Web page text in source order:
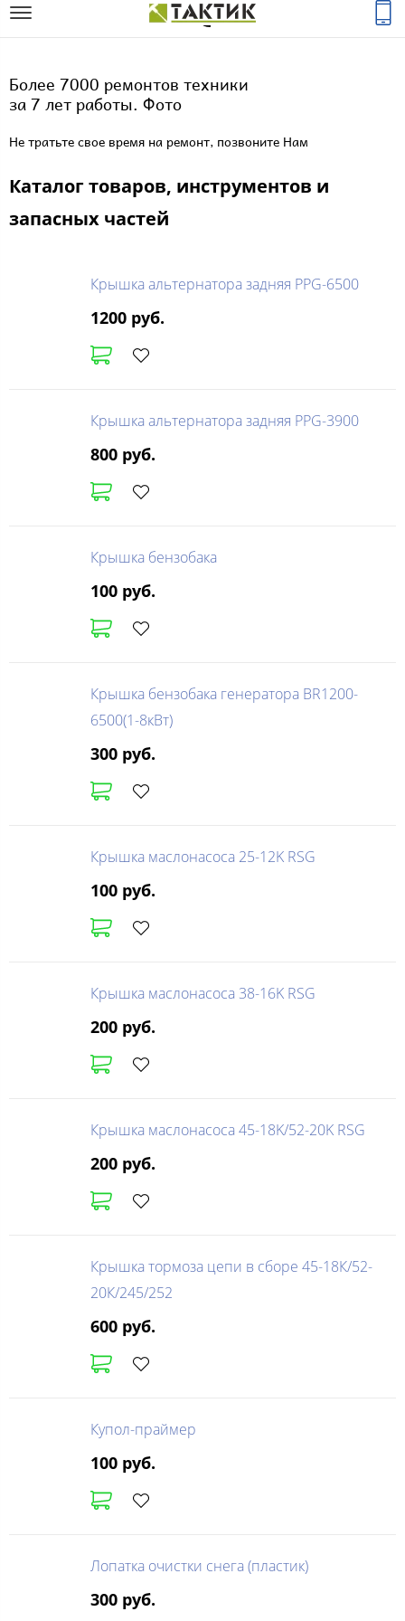
Более 7000 ремонтов техники
за 7 лет работы. Фото
Не тратьте свое время на ремонт, позвоните Нам
Каталог товаров, инструментов и
запасных частей
Крышка альтернатора задняя PPG-6500
1200 руб.
Крышка альтернатора задняя PPG-3900
800 руб.
Крышка бензобака
100 руб.
Крышка бензобака генератора BR1200-
6500(1-8кВт)
300 руб.
Крышка маслонасоса 25-12K RSG
100 руб.
Крышка маслонасоса 38-16K RSG
200 руб.
Крышка маслонасоса 45-18K/52-20K RSG
200 руб.
Крышка тормоза цепи в сборе 45-18К/52-
20К/245/252
600 руб.
Купол-праймер
100 руб.
Лопатка очистки снега (пластик)
300 руб.